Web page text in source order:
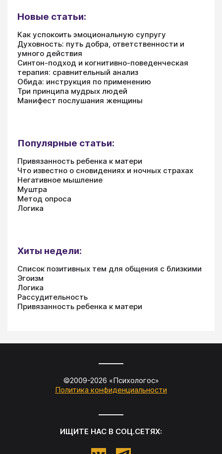
Новые статьи:
Как успокоить эмоциональную супругу
Духовность: путь добра, ответственности и
умного действия
Синтон-подход и когнитивно-поведенческая
терапия: сравнительный анализ
Обида: инструкция по применению
Три принципа мудрых людей
Манифест послушания женщины
Популярные статьи:
Привязанность ребенка к матери
Что известно о сновидениях и ночных страхах
Негативное мышление
Муштра
Метод опроса
Логика
Хиты недели:
Список позитивных тем для общения с близкими
Эгоизм
Логика
Рассудительность
Привязанность ребенка к матери
©2009-2026 «Психологос»
Политика конфиденциальности
ИЩИТЕ НАС В СОЦ.СЕТЯХ: